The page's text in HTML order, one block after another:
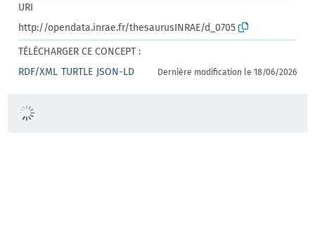
URI
http://opendata.inrae.fr/thesaurusINRAE/d_0705
TÉLÉCHARGER CE CONCEPT :
RDF/XML TURTLE JSON-LD Dernière modification le 18/06/2026